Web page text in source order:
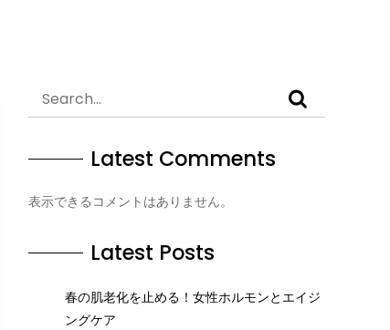
Latest Comments
表示できるコメントはありません。
Latest Posts
春の肌老化を止める！女性ホルモンとエイジ
ングケア